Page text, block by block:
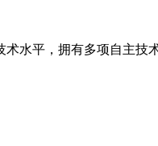
水平，拥有多项自主